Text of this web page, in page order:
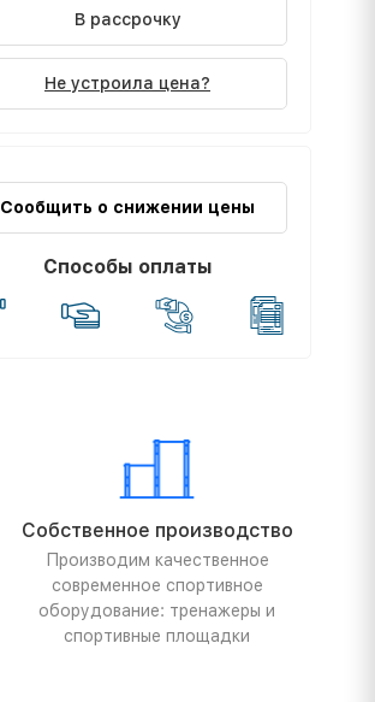
В рассрочку
Не устроила цена?
Сообщить о снижении цены
Способы оплаты
Собственное производство
Производим качественное
современное спортивное
оборудование: тренажеры и
спортивные площадки